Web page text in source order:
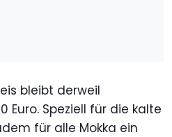
bleibt derweil
Euro. Speziell für die kalte
für alle Mokka ein